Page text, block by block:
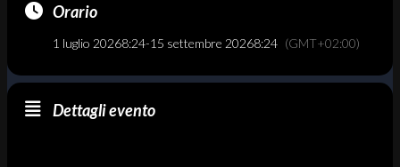
Orario
1 luglio 20268:24-15 settembre 20268:24 (GMT+02:00)
Dettagli evento